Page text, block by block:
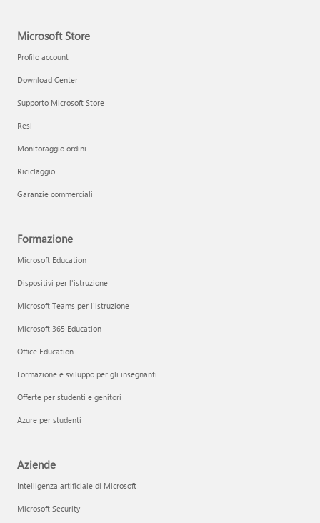
Microsoft Store
Profilo account
Download Center
Supporto Microsoft Store
Resi
Monitoraggio ordini
Riciclaggio
Garanzie commerciali
Formazione
Microsoft Education
Dispositivi per l'istruzione
Microsoft Teams per l'istruzione
Microsoft 365 Education
Office Education
Formazione e sviluppo per gli insegnanti
Offerte per studenti e genitori
Azure per studenti
Aziende
Intelligenza artificiale di Microsoft
Microsoft Security